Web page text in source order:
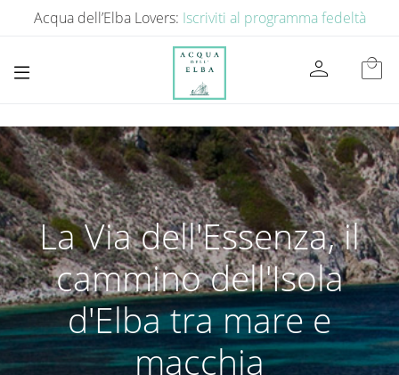
Acqua dell’Elba Lovers: Iscriviti al programma fedeltà
person local_mall
La Via dell'Essenza, il
cammino dell'Isola
d'Elba tra mare e
macchia